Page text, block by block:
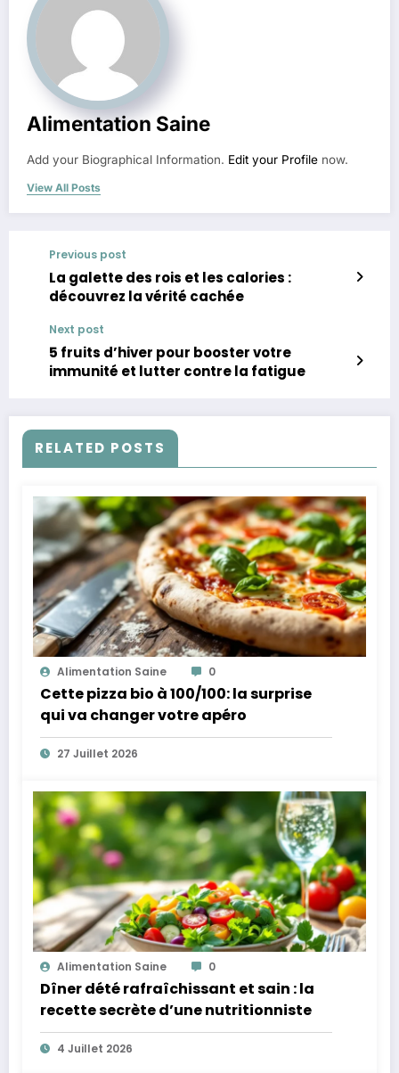
Alimentation Saine
Add your Biographical Information. Edit your Profile now.
View All Posts
Previous post
La galette des rois et les calories :
découvrez la vérité cachée
Next post
5 fruits d’hiver pour booster votre
immunité et lutter contre la fatigue
RELATED POSTS
Alimentation Saine 0
Cette pizza bio à 100/100: la surprise
qui va changer votre apéro
27 Juillet 2026
Alimentation Saine 0
Dîner dété rafraîchissant et sain : la
recette secrète d’une nutritionniste
4 Juillet 2026